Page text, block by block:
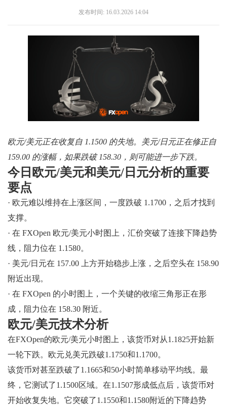
发布时间: 16.03.2026 14:04
欧元/美元正在收复自 1.1500 的失地。美元/日元正在修正自
159.00 的涨幅，如果跌破 158.30，则可能进一步下跌。
今日欧元/美元和美元/日元分析的重要
要点
· 欧元难以维持在上涨区间，一度跌破 1.1700，之后才找到
支撑。
· 在 FXOpen 欧元/美元小时图上，汇价突破了连接下降趋势
线，阻力位在 1.1580。
· 美元/日元在 157.00 上方开始稳步上涨，之后空头在 158.90
附近出现。
· 在 FXOpen 的小时图上，一个关键的收缩三角形正在形
成，阻力位在 158.30 附近。
欧元/美元技术分析
在FXOpen的欧元/美元小时图上，该货币对从1.1825开始新
一轮下跌。欧元兑美元跌破1.1750和1.1700。
该货币对甚至跌破了1.1665和50小时简单移动平均线。最
终，它测试了1.1500区域。在1.1507形成低点后，该货币对
开始收复失地。它突破了1.1550和1.1580附近的下降趋势